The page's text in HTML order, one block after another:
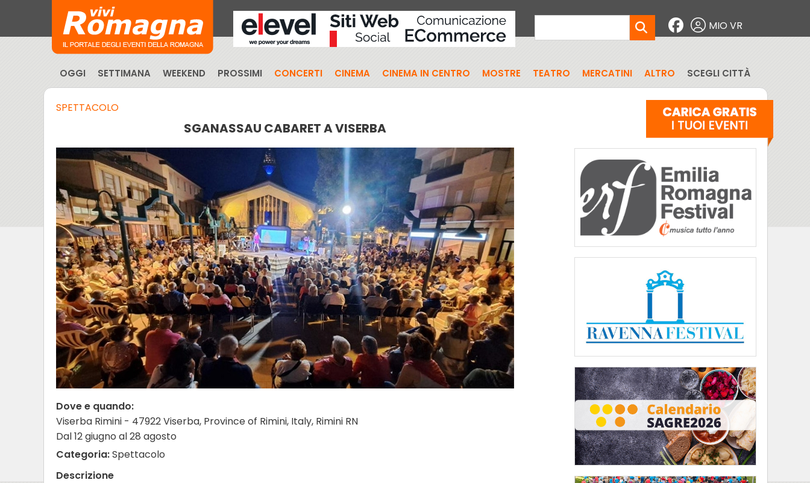
MIO VR
OGGI SETTIMANA WEEKEND PROSSIMI CONCERTI CINEMA CINEMA IN CENTRO MOSTRE TEATRO MERCATINI ALTRO SCEGLI CITTÀ
SPETTACOLO
SGANASSAU CABARET A VISERBA
Dove e quando:
Viserba Rimini - 47922 Viserba, Province of Rimini, Italy, Rimini RN
Dal 12 giugno al 28 agosto
Categoria:Spettacolo
Descrizione